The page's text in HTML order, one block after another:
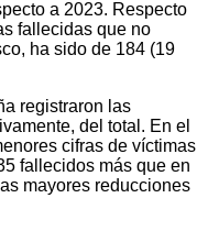
a 2023. Respecto
fallecidas que no
ha sido de 184 (19
registraron las
del total. En el
cifras de víctimas
fallecidos más que en
mayores reducciones